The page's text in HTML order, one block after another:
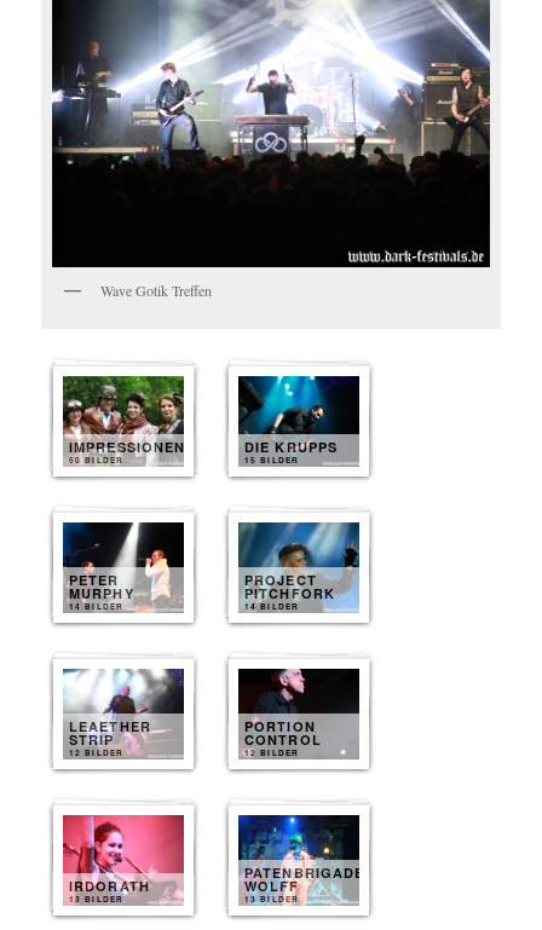
Wave Gotik Treffen
IMPRESSIONEN
50 BILDER
DIE KRUPPS
15 BILDER
PETER
MURPHY
14 BILDER
PROJECT
PITCHFORK
14 BILDER
LEAETHER
STRIP
12 BILDER
PORTION
CONTROL
12 BILDER
IRDORATH
13 BILDER
PATENBRIGADE
WOLFF
13 BILDER